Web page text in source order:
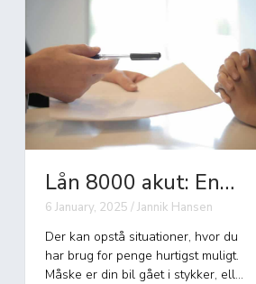
Lån 8000 akut: En
guide til hurtig fina...
6 January, 2025 / Jannik Hansen
Der kan opstå situationer, hvor du
har brug for penge hurtigst muligt.
Måske er din bil gået i stykker, eller